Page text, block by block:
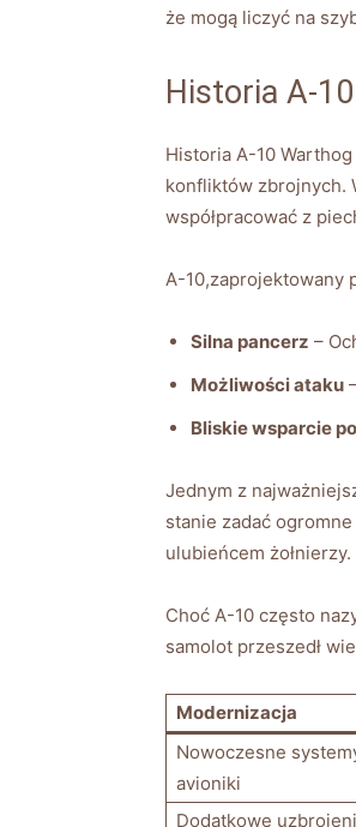
że mogą liczyć na
Historia A-
Historia A-10
konfliktów zbrojnych.
współpracować z
A-10,zaprojektowany⁣
Silna pancerz –
Możliwości ⁤ataku
Bliskie wsparcie
Jednym z
stanie ⁤zadać
⁤ulubieńcem żołnierzy.
Choć A-10 często​
samolot przeszedł⁤
Modernizacja
Nowoczesne
avioniki
Dodatkowe